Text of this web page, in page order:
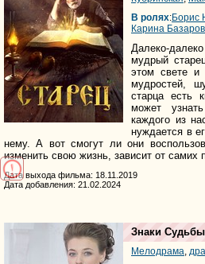
В ролях:Борис
Карина
Далеко-
мудрый
этом свете и
мудростей,
старца есть
может
каждого из
нуждается в
нему. А вот смогут ли они
изменить свою жизнь, зависит от самих
Дата выхода фильма: 18.11.2019
Дата добавления: 21.02.2024
Знаки Судьбы
Мелодрама,